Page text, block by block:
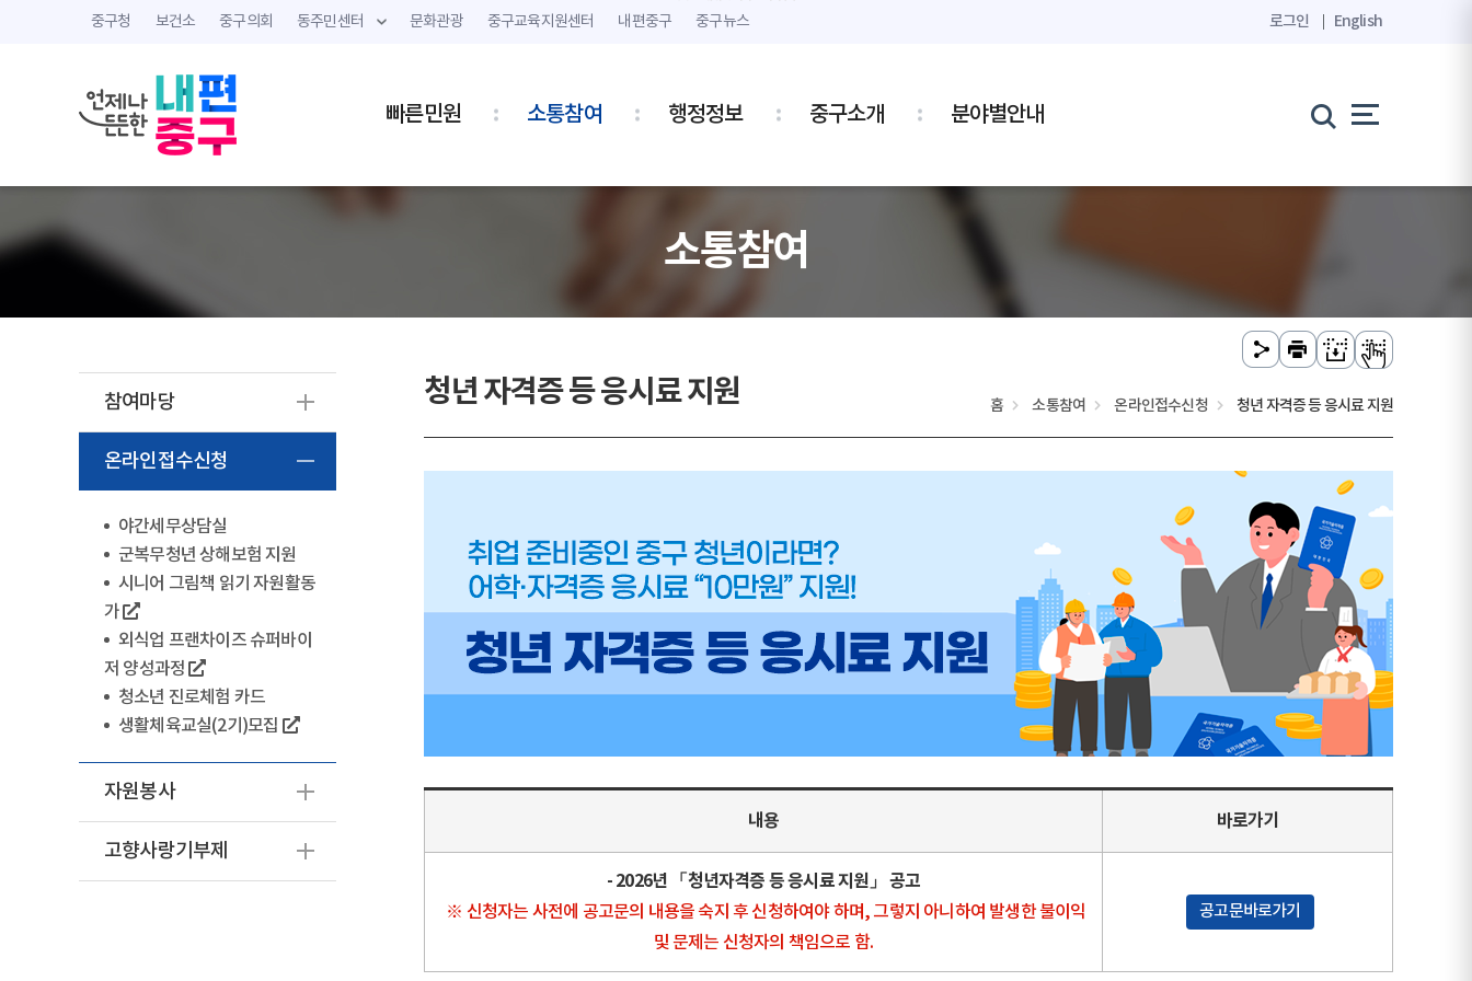
중구청 보건소 중구의회 동주민센터 문화관광 중구교육지원센터 내편중구 중구뉴스 로그인 English
빠른민원 소통참여 행정정보 중구소개 분야별안내
소통참여
참여마당
온라인접수신청
야간세무상담실
군복무청년 상해보험 지원
시니어 그림책 읽기 자원활동
가
외식업 프랜차이즈 슈퍼바이
저 양성과정
청소년 진로체험 카드
생활체육교실(2기)모집
자원봉사
고향사랑기부제
청년 자격증 등 응시료 지원 홈 소통참여 온라인접수신청 청년 자격증 등 응시료 지원
내용 바로가기
- 2026년 「청년자격증 등 응시료 지원」 공고
※ 신청자는 사전에 공고문의 내용을 숙지 후 신청하여야 하며, 그렇지 아니하여 발생한 불이익
및 문제는 신청자의 책임으로 함.
공고문바로가기